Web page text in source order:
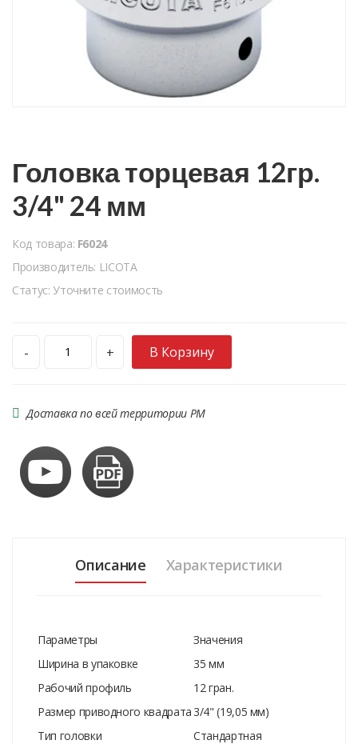
Головка торцевая 12гр.
3/4" 24 мм
Код товара: F6024
Производитель: LICOTA
Статус: Уточните стоимость
- + В Корзину
Доставка по всей территории РМ
Описание Характеристики
Параметры
Значения
Ширина в упаковке
35 мм
Рабочий профиль
12 гран.
Размер приводного квадрата 3/4" (19,05 мм)
Тип головки
Стандартная